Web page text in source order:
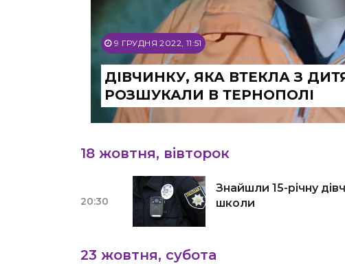
9 ГРУДНЯ 2022, 11:51
ДІВЧИНКУ, ЯКА ВТЕКЛА З
РОЗШУКАЛИ В ТЕРНОПОЛІ
18 жовтня, вівторок
20:30
Знайшли 15-річну
школи
23 жовтня, субота